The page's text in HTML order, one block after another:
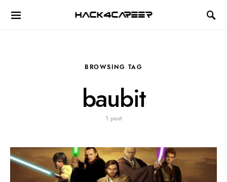
Hack4Career
BROWSING TAG
baubit
1 post